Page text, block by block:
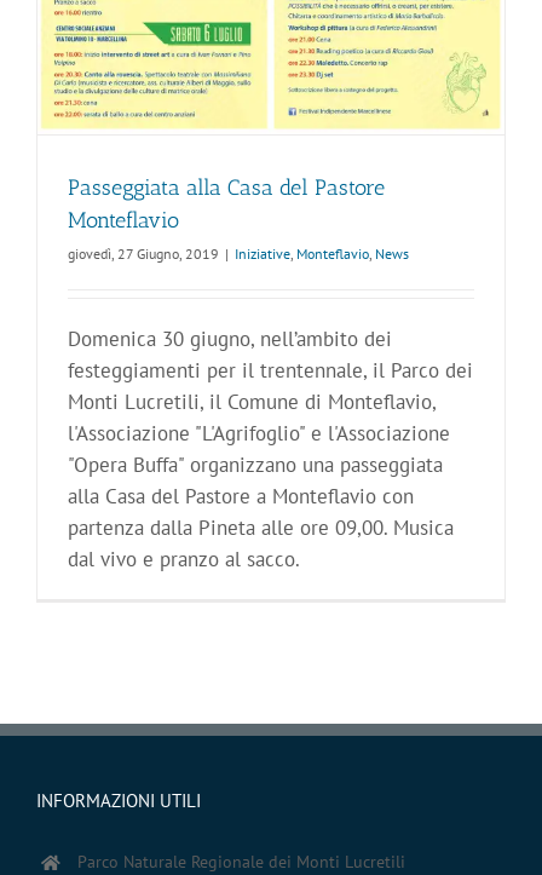
Passeggiata alla Casa del Pastore
Monteflavio
giovedì, 27 Giugno, 2019 | Iniziative Monteflavio News
Domenica 30 giugno, nell’ambito dei
festeggiamenti per il trentennale, il Parco dei
Monti Lucretili, il Comune di Monteflavio,
l'Associazione "L'Agrifoglio" e l'Associazione
"Opera Buffa" organizzano una passeggiata
alla Casa del Pastore a Monteflavio con
partenza dalla Pineta alle ore 09,00. Musica
dal vivo e pranzo al sacco.
INFORMAZIONI UTILI
Parco Naturale Regionale dei Monti Lucretili